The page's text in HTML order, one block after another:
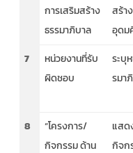
การเสริมสร้าง
ธรรมาภิบาล
สร้า
อุดม
7
หน่วยงานที่รับ
ผิดชอบ
ระบุ
รมา
8
“โครงการ/
กิจกรรม ด้าน
แสด
กิจก